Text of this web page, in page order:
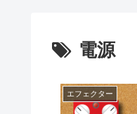
電源
エフェクター